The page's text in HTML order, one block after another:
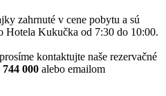
zahrnuté v cene pobytu a sú
Hotela Kukučka od 7:30 do 10:00.
kontaktujte naše rezervačné
744 000 alebo emailom